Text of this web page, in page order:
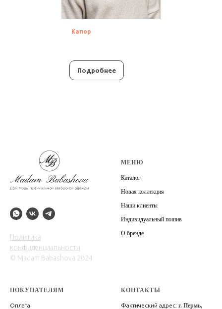
Капор
Подробнее
Политика
конфиденциальности
© Madam Babashova 2024
МЕНЮ
Каталог
Новая коллекция
Наши клиенты
Индивидуальный пошив
О бренде
ПОКУПАТЕЛЯМ
Оплата
КОНТАКТЫ
Фактический адрес: г. Пермь,